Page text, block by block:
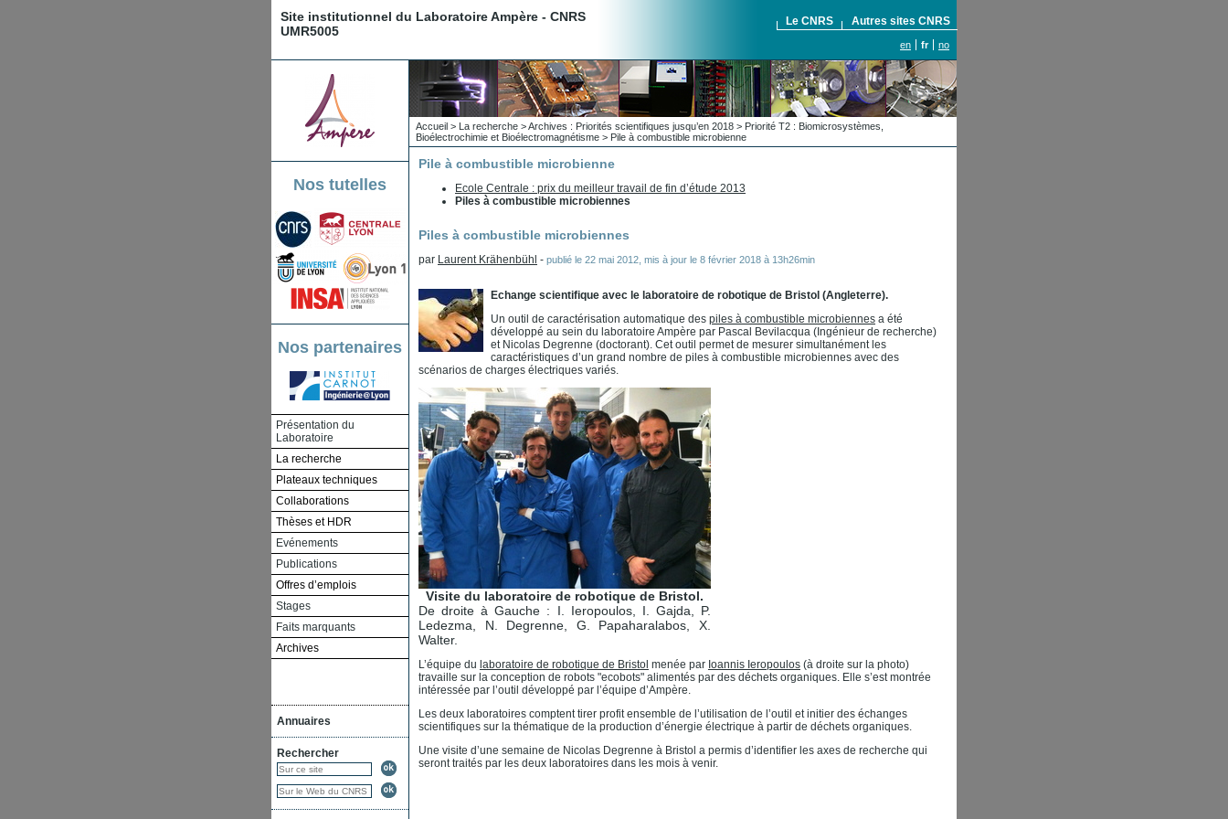
Site institutionnel du Laboratoire Ampère - CNRS
UMR5005
Le CNRS Autres sites CNRS
en fr no
Nos tutelles
Nos partenaires
Présentation du
Laboratoire
La recherche
Plateaux techniques
Collaborations
Thèses et HDR
Evénements
Publications
Offres d’emplois
Stages
Faits marquants
Archives
Annuaires
Rechercher
Accueil > La recherche >Archives : Priorités scientifiques jusqu’en 2018 > Priorité T2 : Biomicrosystèmes,
Bioélectrochimie et Bioélectromagnétisme > Pile à combustible microbienne
Pile à combustible microbienne
Ecole Centrale : prix du meilleur travail de fin d’étude 2013
Piles à combustible microbiennes
Piles à combustible microbiennes
par Laurent Krähenbühl - publié le 22 mai 2012 mis à jour le 8 février 2018 à 13h26min
Echange scientifique avec le laboratoire de robotique de Bristol (Angleterre).
Un outil de caractérisation automatique des piles à combustible microbiennes a été
développé au sein du laboratoire Ampère par Pascal Bevilacqua (Ingénieur de recherche)
et Nicolas Degrenne (doctorant). Cet outil permet de mesurer simultanément les
caractéristiques d’un grand nombre de piles à combustible microbiennes avec des
scénarios de charges électriques variés.
Visite du laboratoire de robotique de Bristol.
De droite à Gauche : I. Ieropoulos, I. Gajda, P.
Ledezma, N. Degrenne, G. Papaharalabos, X.
Walter.
L’équipe du laboratoire de robotique de Bristol menée par Ioannis Ieropoulos (à droite sur la photo)
travaille sur la conception de robots "ecobots" alimentés par des déchets organiques. Elle s’est montrée
intéressée par l’outil développé par l’équipe d’Ampère.
Les deux laboratoires comptent tirer profit ensemble de l’utilisation de l’outil et initier des échanges
scientifiques sur la thématique de la production d’énergie électrique à partir de déchets organiques.
Une visite d’une semaine de Nicolas Degrenne à Bristol a permis d’identifier les axes de recherche qui
seront traités par les deux laboratoires dans les mois à venir.